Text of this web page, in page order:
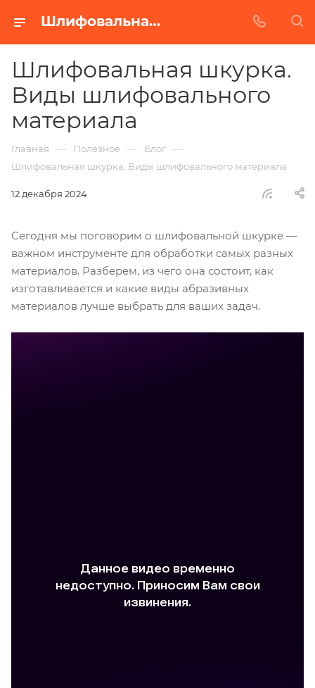
Шлифовальная шкурка. Виды шлифматериала. Видео | БАЗ
Шлифовальная шкурка.
Виды шлифовального
материала
Главная — Полезное — Блог —
Шлифовальная шкурка. Виды шлифовального материала
12 декабря 2024
Сегодня мы поговорим о шлифовальной шкурке —
важном инструменте для обработки самых разных
материалов. Разберем, из чего она состоит, как
изготавливается и какие виды абразивных
материалов лучше выбрать для ваших задач.